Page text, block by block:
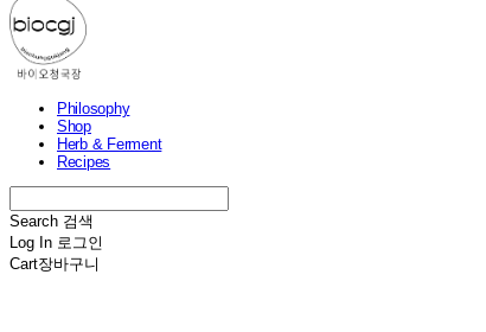
Philosophy
Shop
Herb & Ferment
Recipes
Search 검색
Log In 로그인
Cart장바구니